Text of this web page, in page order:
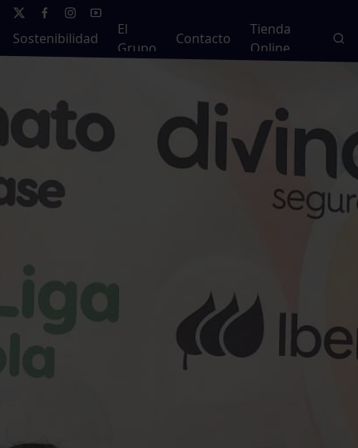
Sostenibilidad
El
Grupo
Contacto
Tienda
Online